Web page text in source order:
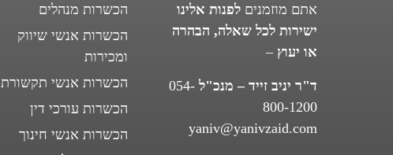
אתם מוזמנים לפנות אלינו
ישירות לכל שאלה, הבהרה
או יעוץ –
ד"ר יניב זייד – מנכ"ל 054-
800-1200
yaniv@yanivzaid.com
הכשרות מנהלים
הכשרות אנשי שיווק
ומכירות
הכשרות אנשי תקשורת
הכשרות עורכי דין
הכשרות אנשי חינוך